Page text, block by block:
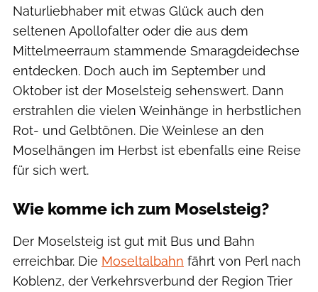
Naturliebhaber mit etwas Glück auch den
seltenen Apollofalter oder die aus dem
Mittelmeerraum stammende Smaragdeidechse
entdecken. Doch auch im September und
Oktober ist der Moselsteig sehenswert. Dann
erstrahlen die vielen Weinhänge in herbstlichen
Rot- und Gelbtönen. Die Weinlese an den
Moselhängen im Herbst ist ebenfalls eine Reise
für sich wert.
Wie komme ich zum Moselsteig?
Der Moselsteig ist gut mit Bus und Bahn
erreichbar. Die Moseltalbahn fährt von Perl nach
Koblenz, der Verkehrsverbund der Region Trier